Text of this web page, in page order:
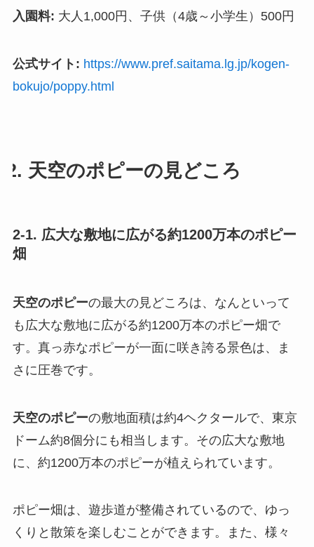
入園料: 大人1,000円、子供（4歳～小学生）500円
公式サイト: https://www.pref.saitama.lg.jp/kogen-
bokujo/poppy.html
2. 天空のポピーの見どころ
2-1. 広大な敷地に広がる約1200万本のポピー
畑
天空のポピーの最大の見どころは、なんといって
も広大な敷地に広がる約1200万本のポピー畑で
す。真っ赤なポピーが一面に咲き誇る景色は、ま
さに圧巻です。
天空のポピーの敷地面積は約4ヘクタールで、東京
ドーム約8個分にも相当します。その広大な敷地
に、約1200万本のポピーが植えられています。
ポピー畑は、遊歩道が整備されているので、ゆっ
くりと散策を楽しむことができます。また、様々